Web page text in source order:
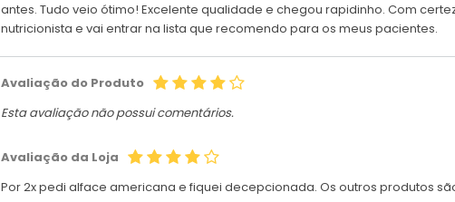
antes. Tudo veio ótimo! Excelente qualidade e chegou rapidinho. Com
nutricionista e vai entrar na lista que recomendo para os meus pacientes.
Avaliação do Produto
Esta avaliação não possui comentários.
Avaliação da Loja
Por 2x pedi alface americana e fiquei decepcionada. Os outros produtos